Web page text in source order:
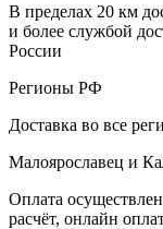
В пределах 20 км
и более службой
России
Регионы РФ
Доставка во все
Малоярославец и
Оплата
расчёт, онлайн